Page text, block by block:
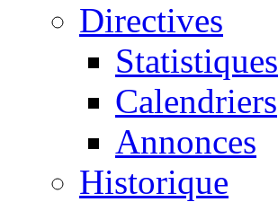
Directives
Statistiques
Calendriers
Annonces
Historique